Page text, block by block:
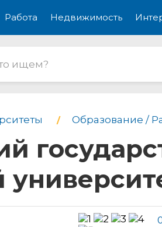
Работа Недвижимость
Образование /